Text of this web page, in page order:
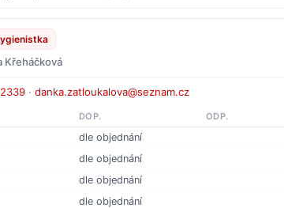
Křeháčková
· danka.zatloukalova@seznam.cz
DOP. ODP.
dle objednání
dle objednání
dle objednání
dle objednání